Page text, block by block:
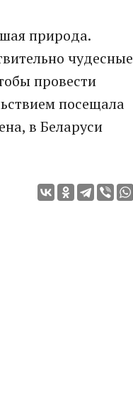
природа.
чудесные
провести
посещала
в Беларуси